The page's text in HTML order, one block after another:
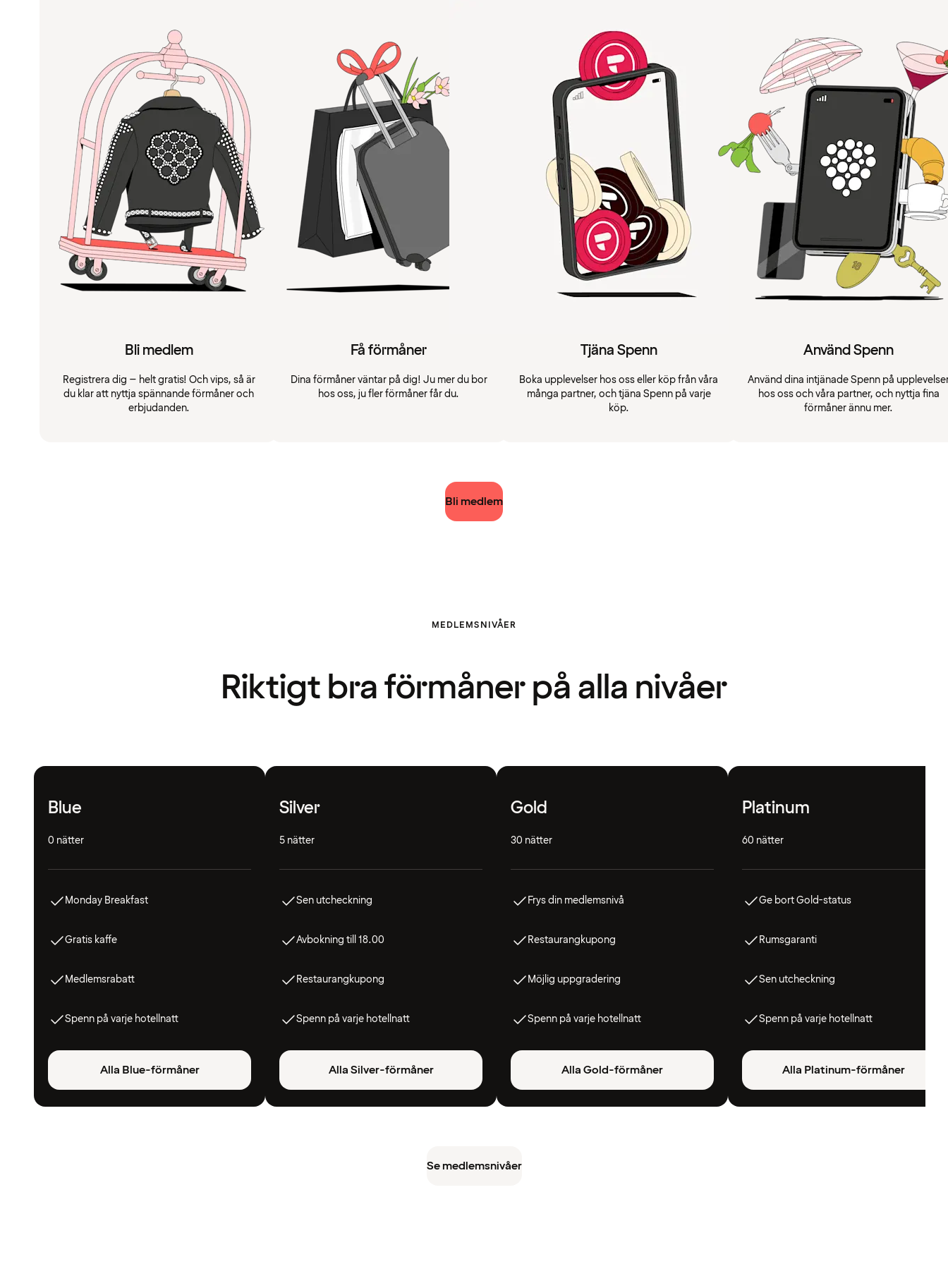
Bli medlem
Registrera dig – helt gratis! Och vips, så är
du klar att nyttja spännande förmåner och
erbjudanden.
Få förmåner
Dina förmåner väntar på dig! Ju mer du bor
hos oss, ju fler förmåner får du.
Tjäna Spenn
Boka upplevelser hos oss eller köp från våra
många partner, och tjäna Spenn på varje
köp.
Använd Spenn
Använd dina intjänade Spenn på
hos oss och våra partner, och nyttja fina
förmåner ännu mer.
Bli medlem
MEDLEMSNIVÅER
Riktigt bra förmåner på alla nivåer
Blue
0 nätter
Monday Breakfast
Gratis kaffe
Medlemsrabatt
Spenn på varje hotellnatt
Alla Blue-förmåner
Silver
5 nätter
Sen utcheckning
Avbokning till 18.00
Restaurangkupong
Spenn på varje hotellnatt
Alla Silver-förmåner
Gold
30 nätter
Frys din medlemsnivå
Restaurangkupong
Möjlig uppgradering
Spenn på varje hotellnatt
Alla Gold-förmåner
Platinum
60 nätter
Ge bort Gold-status
Rumsgaranti
Sen utcheckning
Spenn på varje hotellnatt
Alla Platinum-förmåner
Se medlemsnivåer